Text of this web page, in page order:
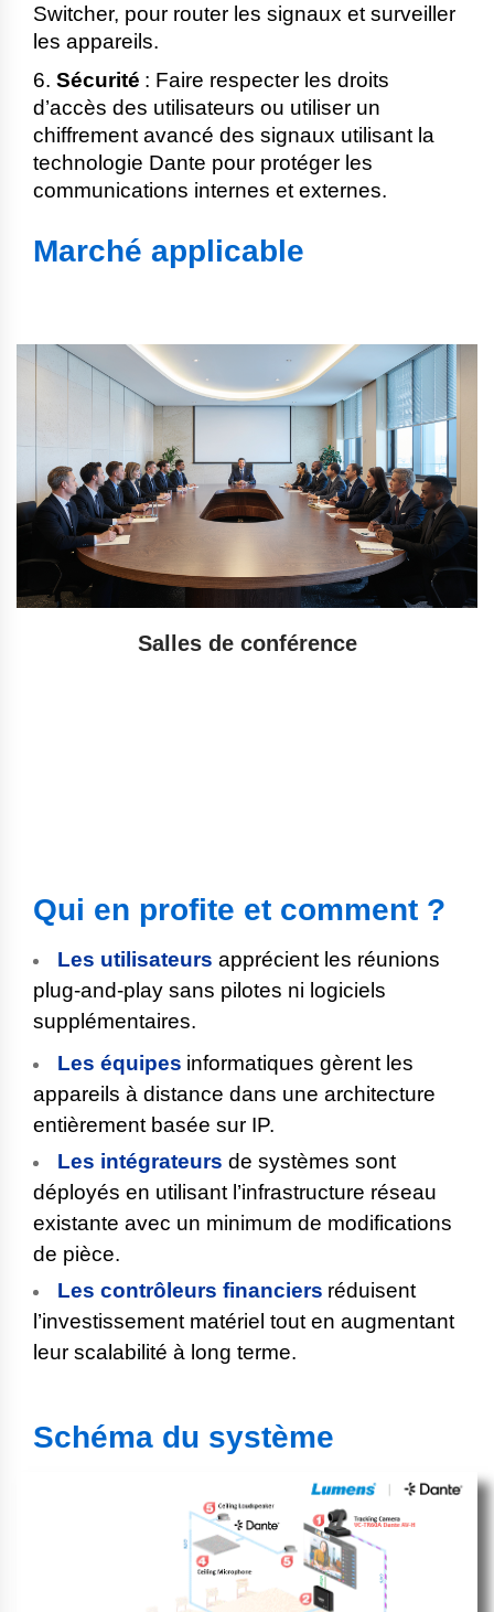
Switcher, pour router les signaux et surveiller
les appareils.
6. Sécurité : Faire respecter les droits
d’accès des utilisateurs ou utiliser un
chiffrement avancé des signaux utilisant la
technologie Dante pour protéger les
communications internes et externes.
Marché applicable
Salles de conférence
Qui en profite et comment ?
Les utilisateurs apprécient les réunions
plug-and-play sans pilotes ni logiciels
supplémentaires.
Les équipes informatiques gèrent les
appareils à distance dans une architecture
entièrement basée sur IP.
Les intégrateurs de systèmes sont
déployés en utilisant l’infrastructure réseau
existante avec un minimum de modifications
de pièce.
Les contrôleurs financiers réduisent
l’investissement matériel tout en augmentant
leur scalabilité à long terme.
Schéma du système